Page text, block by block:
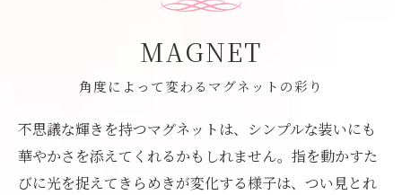
角度によって変わるマグネットの彩り
MAGNET
不思議な輝きを持つマグネットは、シンプルな装いにも
華やかさを添えてくれるかもしれません。指を動かすた
びに光を捉えてきらめきが変化する様子は、つい見とれ